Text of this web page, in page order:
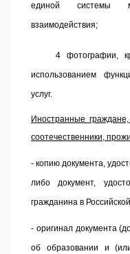
единой системы
взаимодействия;
4 фотографии,
использованием
услуг.
Иностранные
соотечественники,
- копию документа,
либо документ,
гражданина в
- оригинал документа
об образовании и